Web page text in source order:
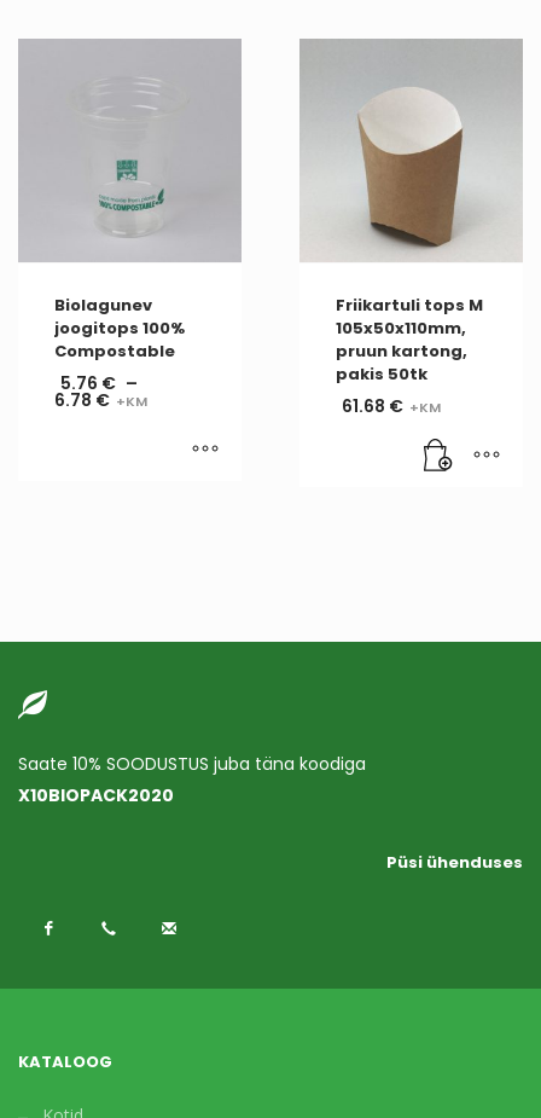
Biolagunev
joogitops 100%
Compostable
5.76 € –
6.78 €
Friikartuli tops M
105x50x110mm,
pruun kartong,
pakis 50tk
61.68 €
Saate 10% SOODUSTUS juba täna koodiga
X10BIOPACK2020
Püsi ühenduses
KATALOOG